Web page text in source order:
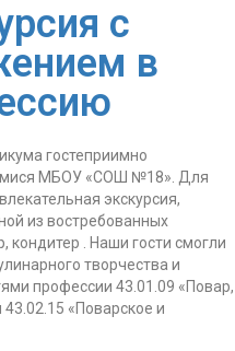
с
в
гостеприимно
МБОУ «СОШ №18». Для
экскурсия,
из востребованных
кондитер . Наши гости смогли
творчества и
профессии 43.01.09 «Повар,
«Поварское и